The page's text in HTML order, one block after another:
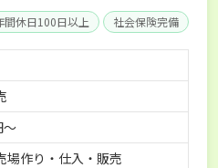
間休日100日以上 社会保険完備
～
場作り・仕入・販売